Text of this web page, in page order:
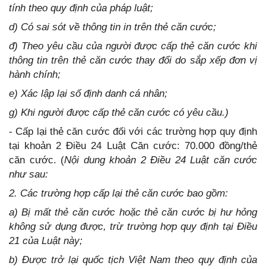
tính theo quy định của pháp luật;
d) Có sai sót về thông tin in trên thẻ căn cước;
đ) Theo yêu cầu của người được cấp thẻ căn cước khi
thông tin trên thẻ căn cước thay đổi do sắp xếp đơn vị
hành chính;
e) Xác lập lại số định danh cá nhân;
g) Khi người được cấp thẻ căn cước có yêu cầu.)
- Cấp lại thẻ căn cước đối với các trường hợp quy định
tại khoản 2 Điều 24 Luật Căn cước: 70.000 đồng/thẻ
căn cước. (Nội dung khoản 2 Điều 24 Luật căn cước
như sau:
2. Các trường hợp cấp lại thẻ căn cước bao gồm:
a) Bị mất thẻ căn cước hoặc thẻ căn cước bị hư hỏng
không sử dụng được, trừ trường hợp quy định tại Điều
21 của Luật này;
b) Được trở lại quốc tịch Việt Nam theo quy định của